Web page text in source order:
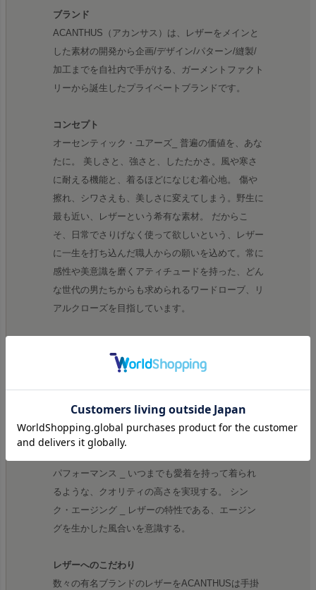
ブランド
ACANTHUS（アカンサス）は、レザーをメインと
した素材の開発から企画/デザイン/パターン/縫製/
加工までを自社内で手がける、ガーメントファクト
リーから誕生したプライベートブランドです。
コンセプト
オーセンティック・ユアーズ_ 普遍の価値を、あな
たに。 美しさと、強さと、したたかさ。風や寒さ
に耐える機能と、着るほどになじむ着心地。 傷や
擦れ、シワさえも、美しさに変えてしまう。野生に
最も近い、レザーという希有な素材。 だからこ
そ、日常でさりげなく使って欲しいという、レザー
に一生を打ち込んだ職人からの願いを込めて。常に
感性や美意識を磨くアティチュードを持った、どん
な世代の男たちからも求められるワードローブ、リ
アルクローズを目指しています。
ヒストリック・アプローチ _ 歴史から学び、普遍
った機能性とデザインを提案する。 ユニーク・ク
リエイション _ どこにも真似できない、オリジナ
パフォーマンス _ いつまでも愛着を持って着られ
るような、クオリティの高さを実現する。 シン
ク・エージング _ レザーの特性である、エージン
グを生かした風合いを意識する。
レザーへのこだわり
数々の有名ブランドのレザーをACANTHUSは手掛